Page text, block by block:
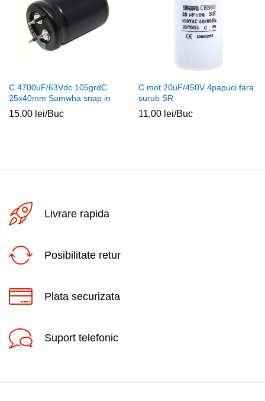
C 4700uF/63Vdc 105grdC
25x40mm Samwha snap in
15,00 lei/Buc
C mot 20uF/450V 4papuci fara
surub SR
11,00 lei/Buc
Livrare rapida
Posibilitate retur
Plata securizata
Suport telefonic